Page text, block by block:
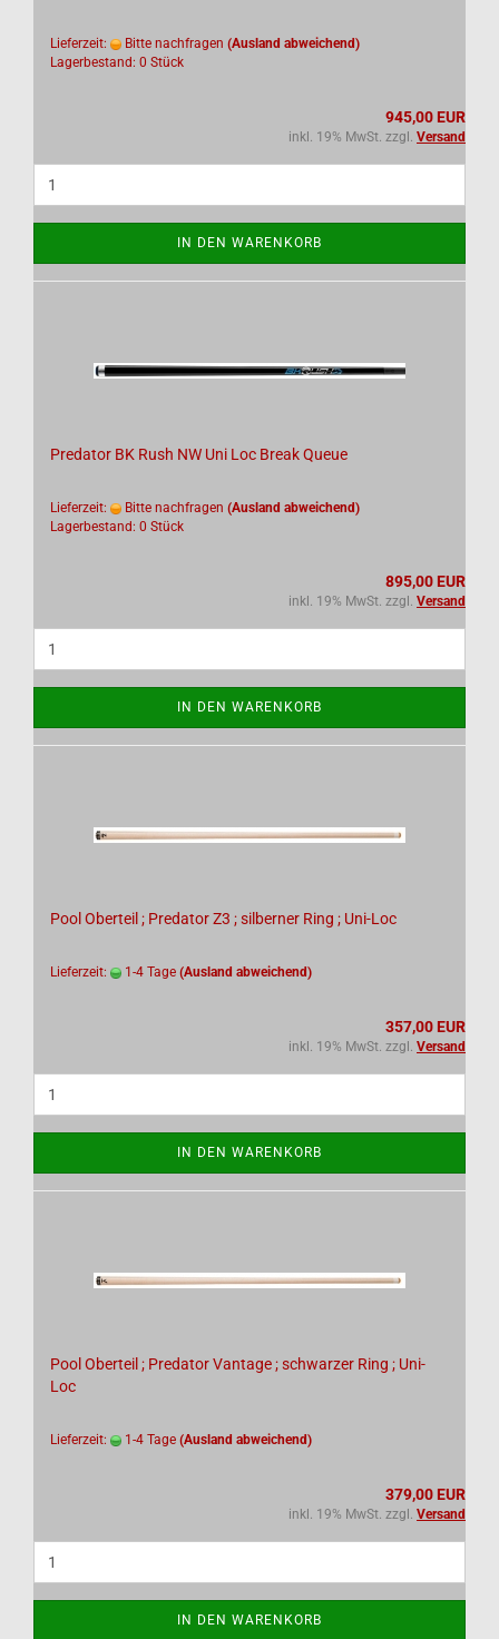
Lieferzeit: Bitte nachfragen (Ausland abweichend)
Lagerbestand: 0 Stück
945,00 EUR
inkl. 19% MwSt. zzgl. Versand
IN DEN WARENKORB
Predator BK Rush NW Uni Loc Break Queue
Lieferzeit: Bitte nachfragen (Ausland abweichend)
Lagerbestand: 0 Stück
895,00 EUR
inkl. 19% MwSt. zzgl. Versand
IN DEN WARENKORB
Pool Oberteil ; Predator Z3 ; silberner Ring ; Uni-Loc
Lieferzeit: 1-4 Tage (Ausland abweichend)
357,00 EUR
inkl. 19% MwSt. zzgl. Versand
IN DEN WARENKORB
Pool Oberteil ; Predator Vantage ; schwarzer Ring ; Uni-
Loc
Lieferzeit: 1-4 Tage (Ausland abweichend)
379,00 EUR
inkl. 19% MwSt. zzgl. Versand
IN DEN WARENKORB